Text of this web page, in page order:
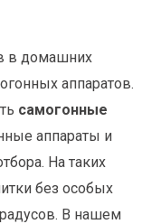
в домашних
аппаратов.
самогонные
аппараты и
На таких
без особых
В нашем